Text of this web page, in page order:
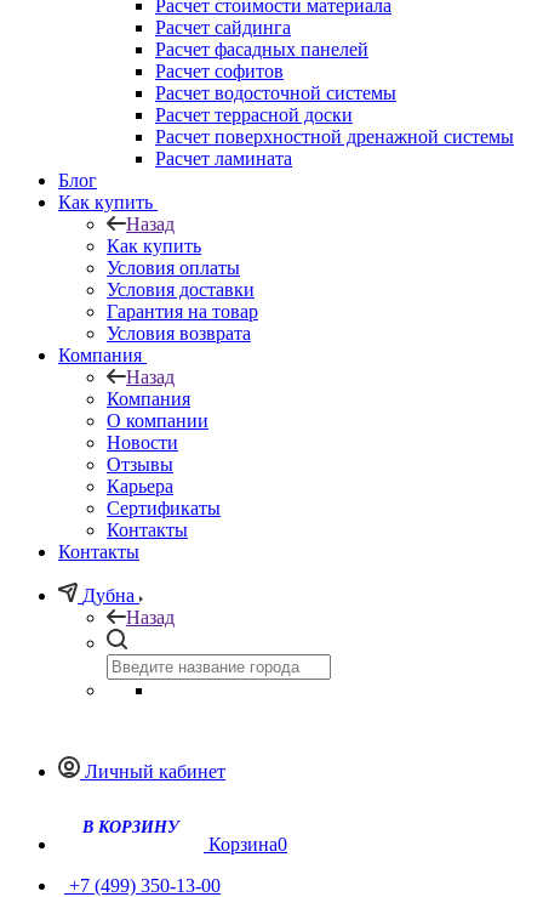
Расчет стоимости материала
Расчет сайдинга
Расчет фасадных панелей
Расчет софитов
Расчет водосточной системы
Расчет террасной доски
Расчет поверхностной дренажной системы
Расчет ламината
Блог
Как купить
Назад
Как купить
Условия оплаты
Условия доставки
Гарантия на товар
Условия возврата
Компания
Назад
Компания
О компании
Новости
Отзывы
Карьера
Сертификаты
Контакты
Контакты
Дубна
Назад
Личный кабинет
Корзина0
+7 (499) 350-13-00